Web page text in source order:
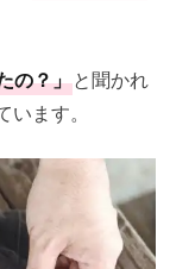
の？」と聞かれ
ます。